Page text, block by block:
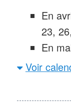
en
En
23,
En
mai,
Voir